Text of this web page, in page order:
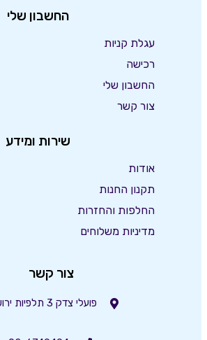
החשבון שלי
עגלת קניות
רכישה
החשבון שלי
צור קשר
שירות ומידע
אודות
תקנון החנות
החלפות והחזרות
מדיניות משלוחים
צור קשר
פועלי צדק 3 תלפיות ירושלים